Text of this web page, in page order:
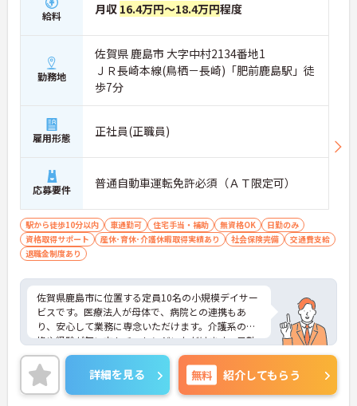
給料 月収 16.4万円～18.4万円程度
勤務地
佐賀県 鹿島市 大字中村2134番地1
ＪＲ長崎本線(鳥栖－長崎)「肥前鹿島駅」徒
歩7分
雇用形態 正社員(正職員)
応募要件 普通自動車運転免許必須（ＡＴ限定可）
駅から徒歩10分以内 車通勤可 住宅手当・補助 無資格OK
日勤のみ
資格取得サポート
産休･育休･介護休暇取得実績あり 社会保険完備
交通費支給
退職金制度あり
佐賀県鹿島市に位置する定員10名の小規模デイサー
ビスです。医療法人が母体で、病院との連携もあ
り、安心して業務に専念いただけます。介護系の資
格や経験が無い方もチャレンジいただけます。日勤
のみのご勤務ですので、生活リズムを整えやすく無
理なくご勤務いただけます♪ご興味のある方には、
面接対策ポイントなど、さらに詳細をお話しいたし
ますのでお気軽にご相談ください！
詳細を見る 無料 紹介してもらう